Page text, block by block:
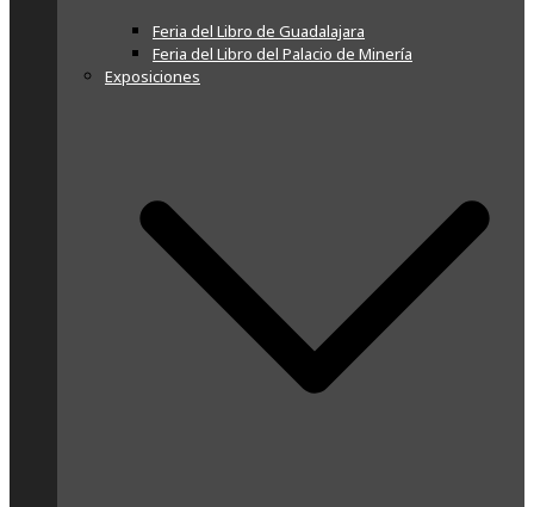
Feria del Libro de Guadalajara
Feria del Libro del Palacio de Minería
Exposiciones